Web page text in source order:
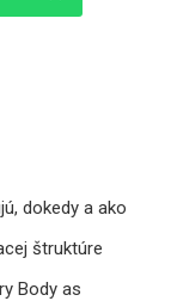
dokedy a ako
štruktúre
Body as